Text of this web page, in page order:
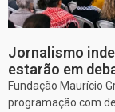
Jornalismo
estarão em
Fundação Maurício
programação com